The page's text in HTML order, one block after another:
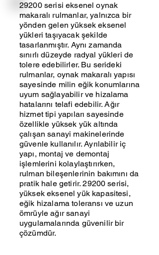
29200 serisi eksenel oynak
makaralı rulmanlar, yalnızca bir
yönden gelen yüksek eksenel
yükleri taşıyacak şekilde
tasarlanmıştır. Aynı zamanda
sınırlı düzeyde radyal yükleri de
tolere edebilirler. Bu serideki
rulmanlar, oynak makaralı yapısı
sayesinde milin eğik konumlarına
uyum sağlayabilir ve hizalama
hatalarını telafi edebilir. Ağır
hizmet tipi yapıları sayesinde
özellikle yüksek yük altında
çalışan sanayi makinelerinde
güvenle kullanılır. Ayrılabilir iç
yapı, montaj ve demontaj
işlemlerini kolaylaştırırken,
rulman bileşenlerinin bakımını da
pratik hale getirir. 29200 serisi,
yüksek eksenel yük kapasitesi,
eğik hizalama toleransı ve uzun
ömrüyle ağır sanayi
uygulamalarında güvenilir bir
çözümdür.